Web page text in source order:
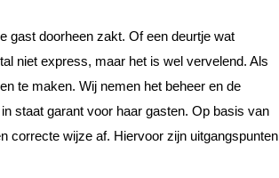
gast doorheen zakt. Of een deurtje wat
niet express, maar het is wel vervelend. Als
te maken. Wij nemen het beheer en de
staat garant voor haar gasten. Op basis van
correcte wijze af. Hiervoor zijn uitgangspunten